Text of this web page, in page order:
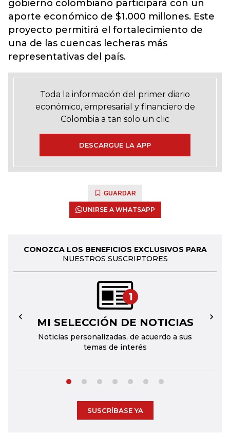
gobierno colombiano participará con un
aporte económico de $1.000 millones. Este
proyecto permitirá el fortalecimiento de
una de las cuencas lecheras más
representativas del país.
Toda la información del primer diario
económico, empresarial y financiero de
Colombia a tan solo un clic
DESCARGUE LA APP
GUARDAR
UNIRSE A WHATSAPP
CONOZCA LOS BENEFICIOS EXCLUSIVOS PARA
NUESTROS SUSCRIPTORES
1
MI SELECCIÓN DE NOTICIAS
Noticias personalizadas, de acuerdo a sus
temas de interés
← →
SUSCRÍBASE YA